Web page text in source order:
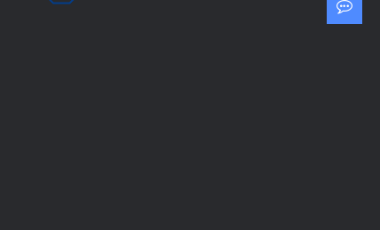
的挚友，并在全球录音室
理混音中基本不可闻的超低频
区域。这款专业滤波器提供最